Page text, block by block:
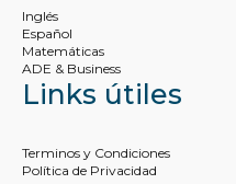
Inglés
Español
Matemáticas
ADE & Business
Links útiles
Terminos y Condiciones
Política de Privacidad